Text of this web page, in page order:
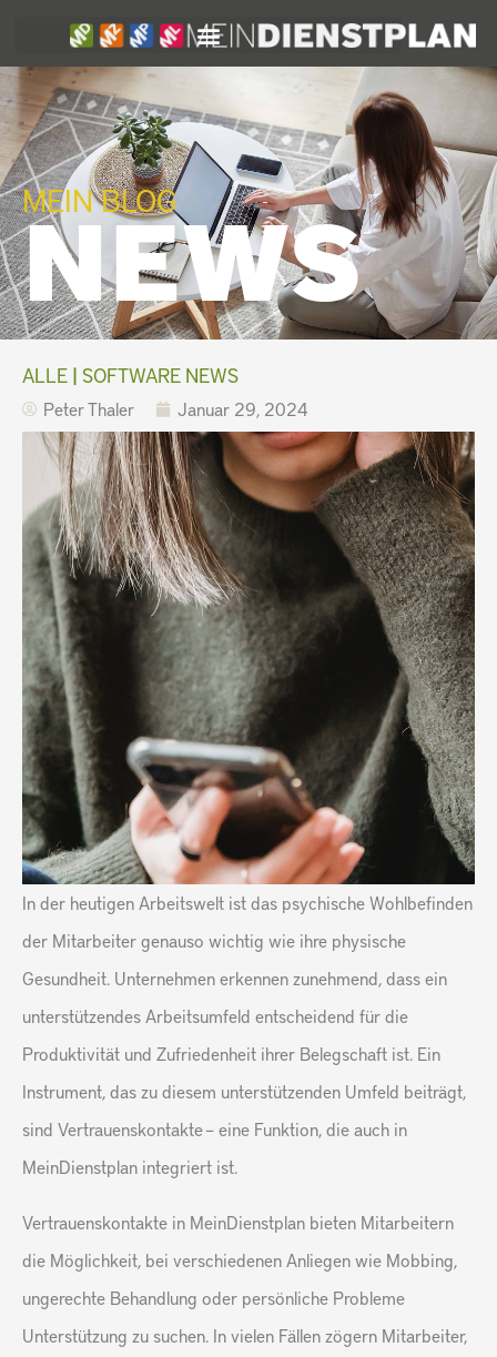
Zum
Inhalt
springen
MEIN BLOG
NEWS
ALLE | SOFTWARE NEWS
Peter Thaler Januar 29, 2024
In der heutigen Arbeitswelt ist das psychische Wohlbefinden
der Mitarbeiter genauso wichtig wie ihre physische
Gesundheit. Unternehmen erkennen zunehmend, dass ein
unterstützendes Arbeitsumfeld entscheidend für die
Produktivität und Zufriedenheit ihrer Belegschaft ist. Ein
Instrument, das zu diesem unterstützenden Umfeld beiträgt,
sind Vertrauenskontakte – eine Funktion, die auch in
MeinDienstplan integriert ist.
Vertrauenskontakte in MeinDienstplan bieten Mitarbeitern
die Möglichkeit, bei verschiedenen Anliegen wie Mobbing,
ungerechte Behandlung oder persönliche Probleme
Unterstützung zu suchen. In vielen Fällen zögern Mitarbeiter,